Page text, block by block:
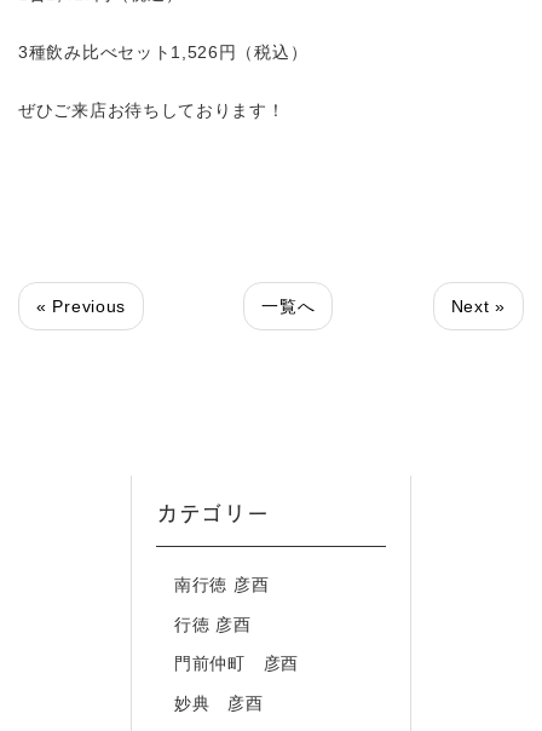
3種飲み比べセット1,526円（税込）
ぜひご来店お待ちしております！
« Previous 一覧へ Next »
カテゴリー
南行徳 彦酉
行徳 彦酉
門前仲町 彦酉
妙典 彦酉